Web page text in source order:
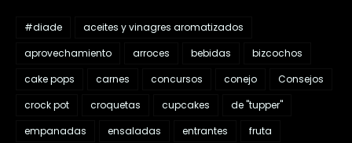
#diade
aceites y vinagres aromatizados
aprovechamiento
arroces bebidas
bizcochos
cake pops
carnes concursos conejo
Consejos
crock pot
croquetas cupcakes
de "tupper"
empanadas
ensaladas entrantes
fruta